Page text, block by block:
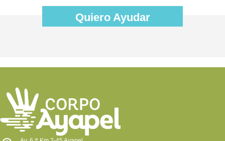
Quiero Ayudar